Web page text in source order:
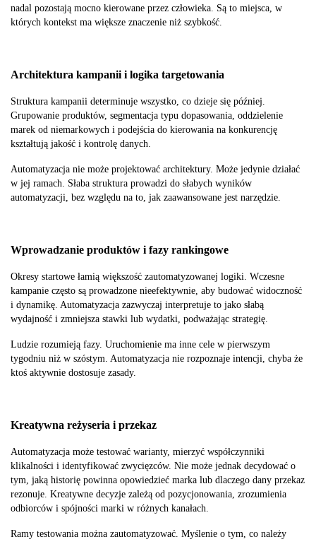
nadal pozostają mocno kierowane przez człowieka. Są to miejsca, w
których kontekst ma większe znaczenie niż szybkość.
Architektura kampanii i logika targetowania
Struktura kampanii determinuje wszystko, co dzieje się później.
Grupowanie produktów, segmentacja typu dopasowania, oddzielenie
marek od niemarkowych i podejścia do kierowania na konkurencję
kształtują jakość i kontrolę danych.
Automatyzacja nie może projektować architektury. Może jedynie działać
w jej ramach. Słaba struktura prowadzi do słabych wyników
automatyzacji, bez względu na to, jak zaawansowane jest narzędzie.
Wprowadzanie produktów i fazy rankingowe
Okresy startowe łamią większość zautomatyzowanej logiki. Wczesne
kampanie często są prowadzone nieefektywnie, aby budować widoczność
i dynamikę. Automatyzacja zazwyczaj interpretuje to jako słabą
wydajność i zmniejsza stawki lub wydatki, podważając strategię.
Ludzie rozumieją fazy. Uruchomienie ma inne cele w pierwszym
tygodniu niż w szóstym. Automatyzacja nie rozpoznaje intencji, chyba że
ktoś aktywnie dostosuje zasady.
Kreatywna reżyseria i przekaz
Automatyzacja może testować warianty, mierzyć współczynniki
klikalności i identyfikować zwycięzców. Nie może jednak decydować o
tym, jaką historię powinna opowiedzieć marka lub dlaczego dany przekaz
rezonuje. Kreatywne decyzje zależą od pozycjonowania, zrozumienia
odbiorców i spójności marki w różnych kanałach.
Ramy testowania można zautomatyzować. Myślenie o tym, co należy